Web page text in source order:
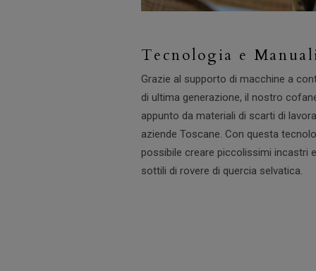
Tecnologia e
Grazie al supporto di macchine a
di ultima generazione, il nostro
appunto da materiali di scarti di
aziende Toscane. Con questa
possibile creare piccolissimi incastri
sottili di rovere di quercia selvatica.